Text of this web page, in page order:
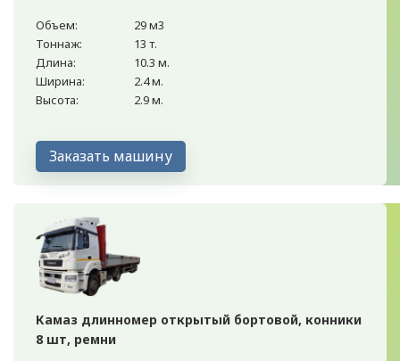
Объем:
29 м3
Тоннаж:
13 т.
Длина:
10.3 м.
Ширина:
2.4 м.
Высота:
2.9 м.
Заказать машину
Камаз длинномер открытый бортовой, конники
8 шт, ремни